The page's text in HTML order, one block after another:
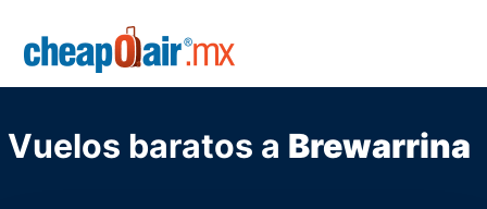
Skip to main content
Vuelos baratos a Brewarrina